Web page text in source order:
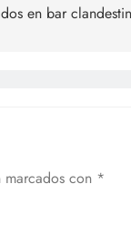
en bar
marcados con *